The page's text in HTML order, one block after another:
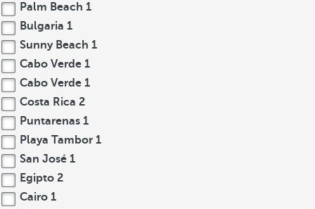
Palm Beach 1
Bulgaria 1
Sunny Beach 1
Cabo Verde 1
Cabo Verde 1
Costa Rica 2
Puntarenas 1
Playa Tambor 1
San José 1
Egipto 2
Cairo 1